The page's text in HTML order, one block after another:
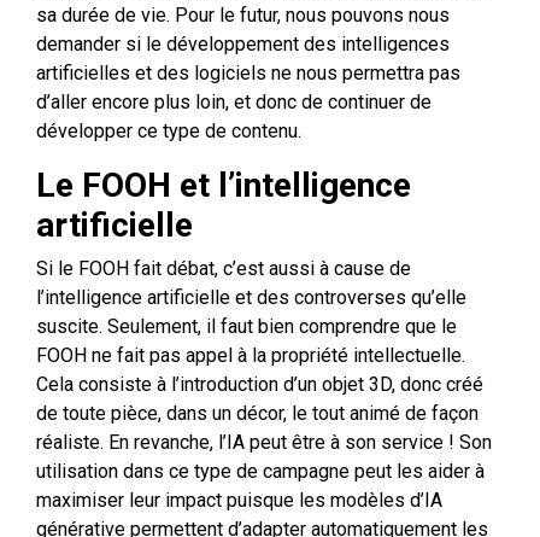
sa durée de vie. Pour le futur, nous pouvons nous
demander si le développement des intelligences
artificielles et des logiciels ne nous permettra pas
d’aller encore plus loin, et donc de continuer de
développer ce type de contenu.
Le FOOH et l’intelligence
artificielle
Si le FOOH fait débat, c’est aussi à cause de
l’intelligence artificielle et des controverses qu’elle
suscite. Seulement, il faut bien comprendre que le
FOOH ne fait pas appel à la propriété intellectuelle.
Cela consiste à l’introduction d’un objet 3D, donc créé
de toute pièce, dans un décor, le tout animé de façon
réaliste. En revanche, l’IA peut être à son service ! Son
utilisation dans ce type de campagne peut les aider à
maximiser leur impact puisque les modèles d’IA
générative permettent d’adapter automatiquement les